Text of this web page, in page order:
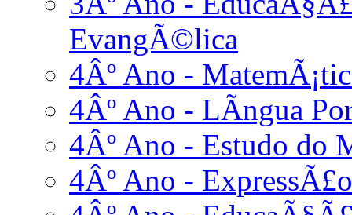
EvangÃ©lica
4Âº Ano -
4Âº Ano - LÃ­ngua
4Âº Ano - Estudo do
4Âº Ano -